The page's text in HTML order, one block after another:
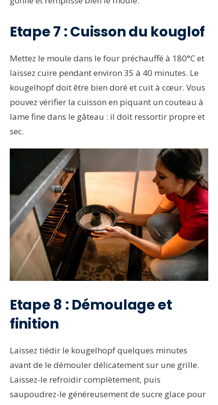
Etape 7 : Cuisson du kouglof
Mettez le moule dans le four préchauffé à 180°C et
laissez cuire pendant environ 35 à 40 minutes. Le
kougelhopf doit être bien doré et cuit à cœur. Vous
pouvez vérifier la cuisson en piquant un couteau à
lame fine dans le gâteau : il doit ressortir propre et
sec.
Etape 8 : Démoulage et
finition
Laissez tiédir le kougelhopf quelques minutes
avant de le démouler délicatement sur une grille.
Laissez-le refroidir complètement, puis
saupoudrez-le généreusement de sucre glace pour